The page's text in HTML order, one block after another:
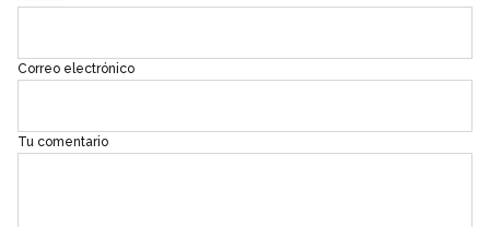
Correo electrónico
Tu comentario